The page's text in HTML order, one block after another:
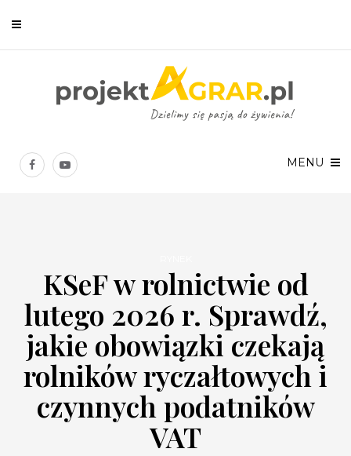
MENU
KSeF w rolnictwie od
lutego 2026 r. Sprawdź,
jakie obowiązki czekają
rolników ryczałtowych i
czynnych podatników
VAT
Chcesz być na bieżąco? Zostaw swój e-mail, a raz w tygodniu
prześlemy Ci nasze najlepsze artykuły!
Twoje dane osobowe będą przetwarzane zgodnie zPolityką prywatności